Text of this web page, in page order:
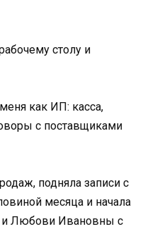
столу и
как ИП: касса,
с поставщиками
подняла записи с
месяца и начала
Любови Ивановны с